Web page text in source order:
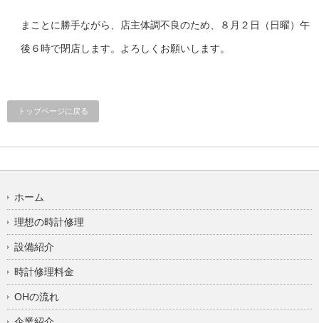
まことに勝手ながら、店主体調不良のため、８月２日（日曜）午
後６時で閉店します。よろしくお願いします。
トップページに戻る
ホーム
理想の時計修理
設備紹介
時計修理料金
OHの流れ